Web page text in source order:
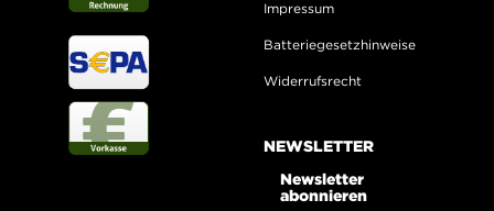
Impressum
Batteriegesetzhinweise
Widerrufsrecht
NEWSLETTER
Newsletter
abonnieren